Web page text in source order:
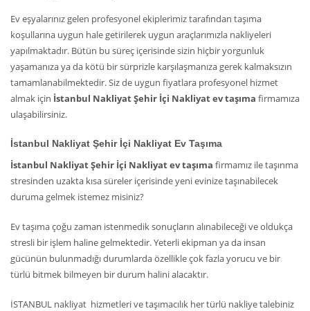
Ev eşyalarınız gelen profesyonel ekiplerimiz tarafından taşıma
koşullarına uygun hale getirilerek uygun araçlarımızla nakliyeleri
yapılmaktadır. Bütün bu süreç içerisinde sizin hiçbir yorgunluk
yaşamanıza ya da kötü bir sürprizle karşılaşmanıza gerek kalmaksızın
tamamlanabilmektedir. Siz de uygun fiyatlara profesyonel hizmet
almak için İstanbul Nakliyat Şehir İçi Nakliyat ev taşıma firmamıza
ulaşabilirsiniz.
İstanbul Nakliyat Şehir İçi Nakliyat Ev Taşıma
İstanbul Nakliyat Şehir İçi Nakliyat ev taşıma firmamız ile taşınma
stresinden uzakta kısa süreler içerisinde yeni evinize taşınabilecek
duruma gelmek istemez misiniz?
Ev taşıma çoğu zaman istenmedik sonuçların alınabileceği ve oldukça
stresli bir işlem haline gelmektedir. Yeterli ekipman ya da insan
gücünün bulunmadığı durumlarda özellikle çok fazla yorucu ve bir
türlü bitmek bilmeyen bir durum halini alacaktır.
İSTANBUL nakliyat hizmetleri ve taşımacılık her türlü nakliye talebiniz